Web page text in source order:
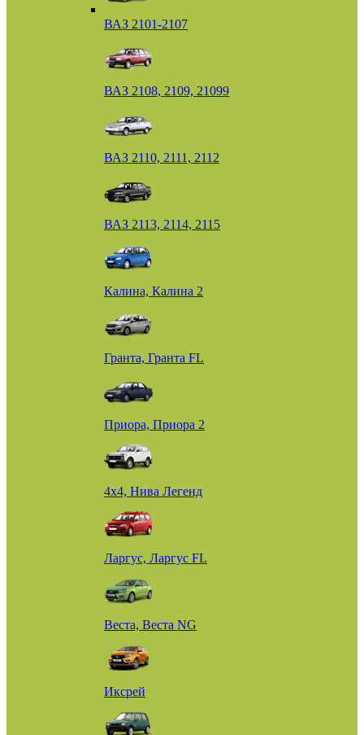
ВАЗ 2101-2107
ВАЗ 2108, 2109, 21099
ВАЗ 2110, 2111, 2112
ВАЗ 2113, 2114, 2115
Калина, Калина 2
Гранта, Гранта FL
Приора, Приора 2
4х4, Нива Легенд
Ларгус, Ларгус FL
Веста, Веста NG
Иксрей